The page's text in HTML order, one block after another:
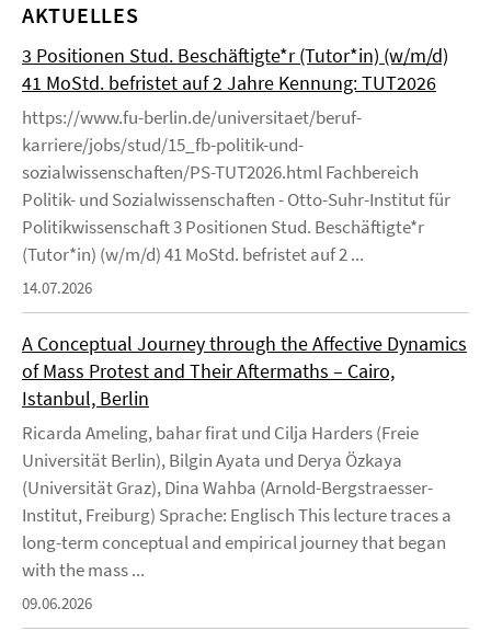
AKTUELLES
3 Positionen Stud. Beschäftigte*r (Tutor*in) (w/m/d)
41 MoStd. befristet auf 2 Jahre Kennung: TUT2026
https://www.fu-berlin.de/universitaet/beruf-
karriere/jobs/stud/15_fb-politik-und-
sozialwissenschaften/PS-TUT2026.html Fachbereich
Politik- und Sozialwissenschaften - Otto-Suhr-Institut für
Politikwissenschaft 3 Positionen Stud. Beschäftigte*r
(Tutor*in) (w/m/d) 41 MoStd. befristet auf 2 ...
14.07.2026
A Conceptual Journey through the Affective Dynamics
of Mass Protest and Their Aftermaths – Cairo,
Istanbul, Berlin
Ricarda Ameling, bahar firat und Cilja Harders (Freie
Universität Berlin), Bilgin Ayata und Derya Özkaya
(Universität Graz), Dina Wahba (Arnold-Bergstraesser-
Institut, Freiburg) Sprache: Englisch This lecture traces a
long-term conceptual and empirical journey that began
with the mass ...
09.06.2026